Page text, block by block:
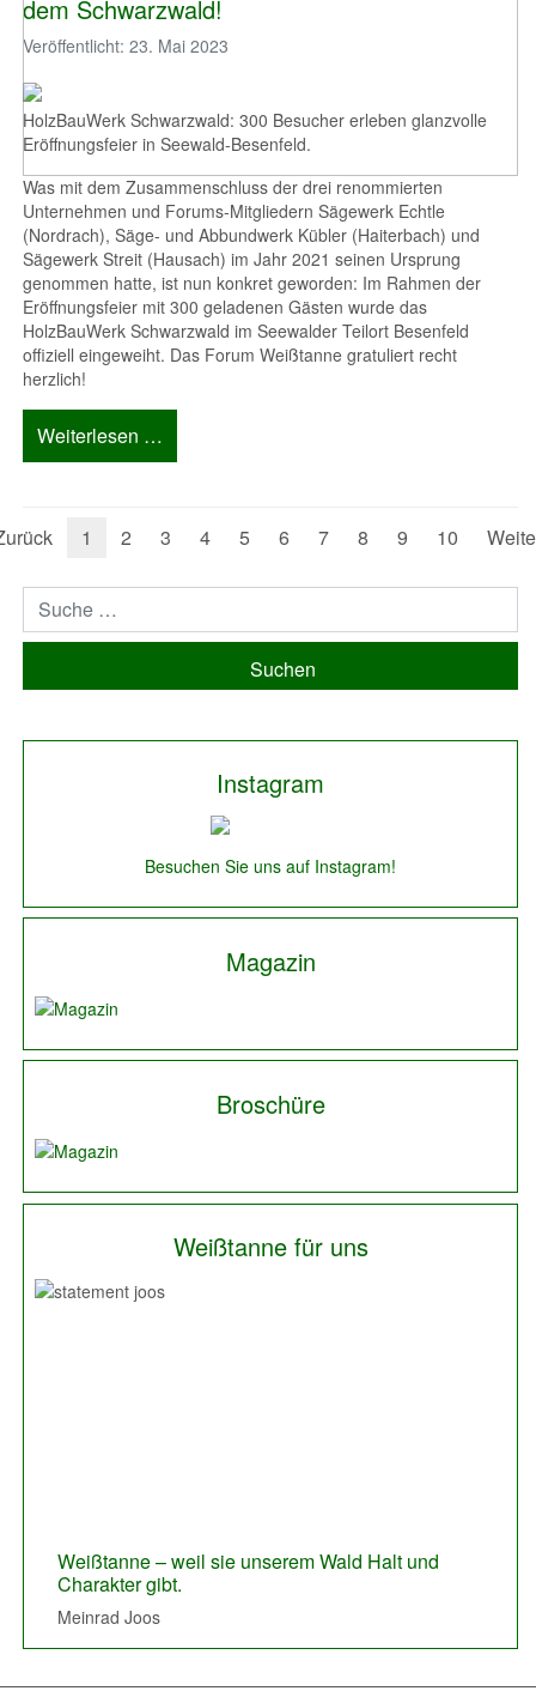
dem Schwarzwald!
Veröffentlicht: 23. Mai 2023
HolzBauWerk Schwarzwald: 300 Besucher erleben glanzvolle
Eröffnungsfeier in Seewald-Besenfeld.
Was mit dem Zusammenschluss der drei renommierten
Unternehmen und Forums-Mitgliedern Sägewerk Echtle
(Nordrach), Säge- und Abbundwerk Kübler (Haiterbach) und
Sägewerk Streit (Hausach) im Jahr 2021 seinen Ursprung
genommen hatte, ist nun konkret geworden: Im Rahmen der
Eröffnungsfeier mit 300 geladenen Gästen wurde das
HolzBauWerk Schwarzwald im Seewalder Teilort Besenfeld
offiziell eingeweiht. Das Forum Weißtanne gratuliert recht
herzlich!
Weiterlesen …
1 2 3 4 5 6 7 8 9 10
Suchen
Instagram
Besuchen Sie uns auf Instagram!
Magazin
Broschüre
Weißtanne für uns
Weißtanne – weil sie unserem Wald Halt und
Charakter gibt.
Meinrad Joos
Die Weißtanne, der Werkstoff Holz um modern,
edel, zeitlos zu bauen.
Manuel Echtle